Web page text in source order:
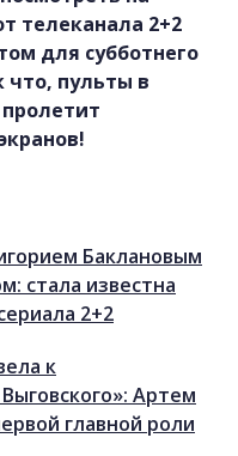
телеканала 2+2
для субботнего
что, пульты в
Баклановым
стала известна
2+2
к
Артем
главной роли